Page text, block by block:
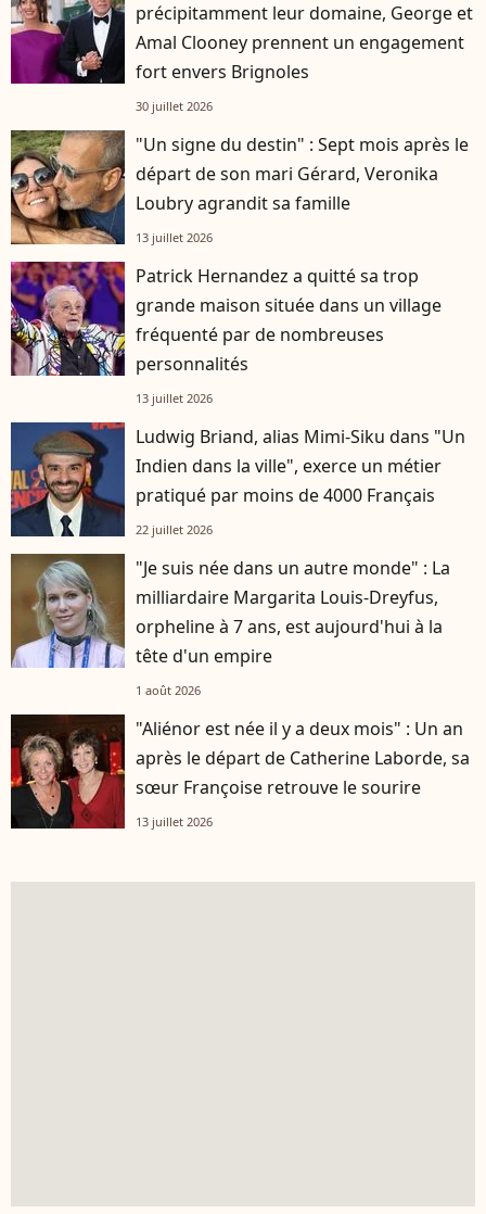
précipitamment leur domaine, George et
Amal Clooney prennent un engagement
fort envers Brignoles
30 juillet 2026
"Un signe du destin" : Sept mois après le
départ de son mari Gérard, Veronika
Loubry agrandit sa famille
13 juillet 2026
Patrick Hernandez a quitté sa trop
grande maison située dans un village
fréquenté par de nombreuses
personnalités
13 juillet 2026
Ludwig Briand, alias Mimi-Siku dans "Un
Indien dans la ville", exerce un métier
pratiqué par moins de 4000 Français
22 juillet 2026
"Je suis née dans un autre monde" : La
milliardaire Margarita Louis-Dreyfus,
orpheline à 7 ans, est aujourd'hui à la
tête d'un empire
1 août 2026
"Aliénor est née il y a deux mois" : Un an
après le départ de Catherine Laborde, sa
sœur Françoise retrouve le sourire
13 juillet 2026